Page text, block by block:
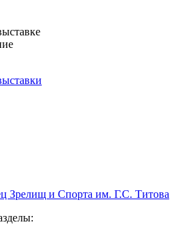
Зрелищ и Спорта им. Г.С. Титова